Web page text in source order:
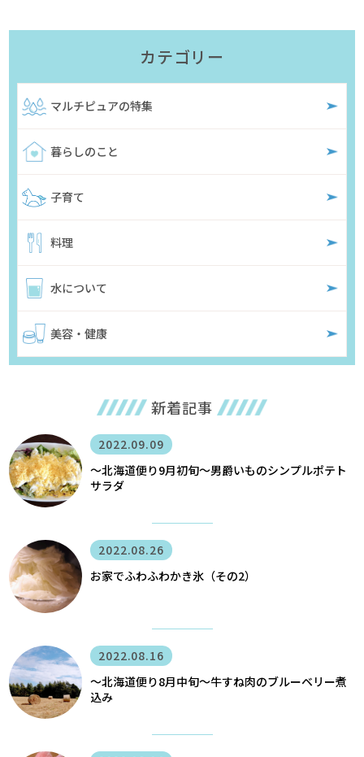
カテゴリー
マルチピュアの特集
暮らしのこと
子育て
料理
水について
美容・健康
新着記事
2022.09.09
〜北海道便り9月初旬～男爵いものシンプルポテト
サラダ
2022.08.26
お家でふわふわかき氷（その2）
2022.08.16
〜北海道便り8月中旬～牛すね肉のブルーベリー煮
込み